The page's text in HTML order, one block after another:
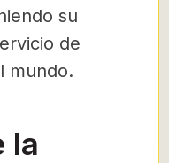
su
de
mundo.
la